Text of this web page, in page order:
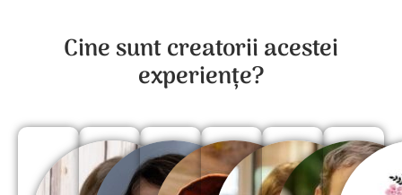
Cine sunt creatorii acestei
experiențe?